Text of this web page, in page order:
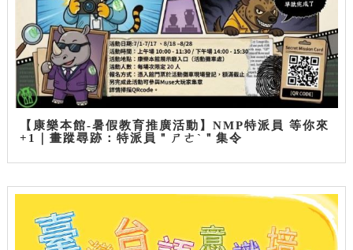
【康樂本館-暑假教育推廣活動】NMP特派員 等你來
+1｜畫蹤尋跡：特派員＂ㄕㄜˋ＂集令